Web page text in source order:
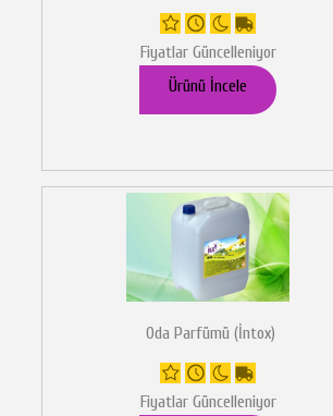
Fiyatlar Güncelleniyor
Ürünü İncele
Oda Parfümü (İntox)
Fiyatlar Güncelleniyor